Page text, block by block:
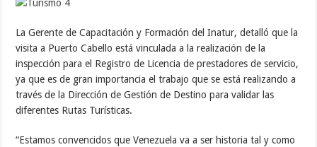
La Gerente de Capacitación y Formación del Inatur, detalló que la
visita a Puerto Cabello está vinculada a la realización de la
inspección para el Registro de Licencia de prestadores de servicio,
ya que es de gran importancia el trabajo que se está realizando a
través de la Dirección de Gestión de Destino para validar las
diferentes Rutas Turísticas.
“Estamos convencidos que Venezuela va a ser historia tal y como